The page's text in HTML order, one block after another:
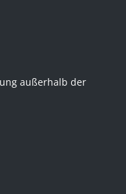
außerhalb der